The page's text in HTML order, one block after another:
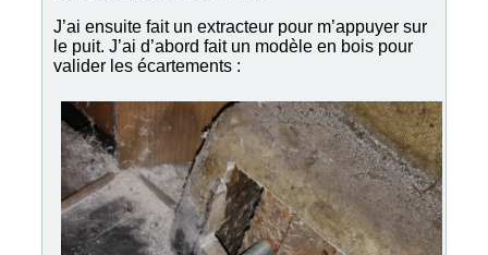
J’ai ensuite fait un extracteur pour m’appuyer sur
le puit. J’ai d’abord fait un modèle en bois pour
valider les écartements :